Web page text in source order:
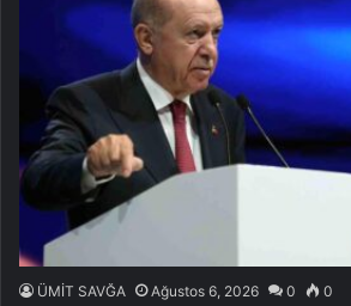
ÜMİT SAVĞA Ağustos 6, 2026 0 0